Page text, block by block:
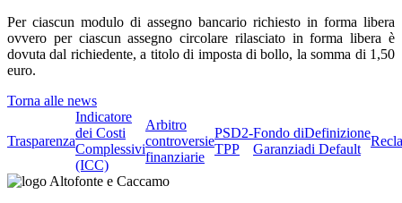
Per ciascun modulo di assegno bancario richiesto in forma libera
ovvero per ciascun assegno circolare rilasciato in forma libera è
dovuta dal richiedente, a titolo di imposta di bollo, la somma di 1,50
euro.
Torna alle news
Trasparenza
Indicatore
dei Costi
Complessivi
(ICC)
Arbitro
controversie
finanziarie
PSD2-
TPP
Fondo di
Garanzia
Definizione
di Default